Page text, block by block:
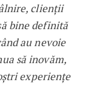
clienții
bine definită
au nevoie
să inovăm,
experiențe